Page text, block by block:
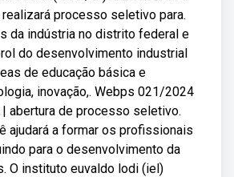
processo seletivo para.
da indústria no distrito federal e
do desenvolvimento industrial
de educação básica e
inovação,. Webps 021/2024
abertura de processo seletivo.
ajudará a formar os profissionais
para o desenvolvimento da
O instituto euvaldo lodi (iel)